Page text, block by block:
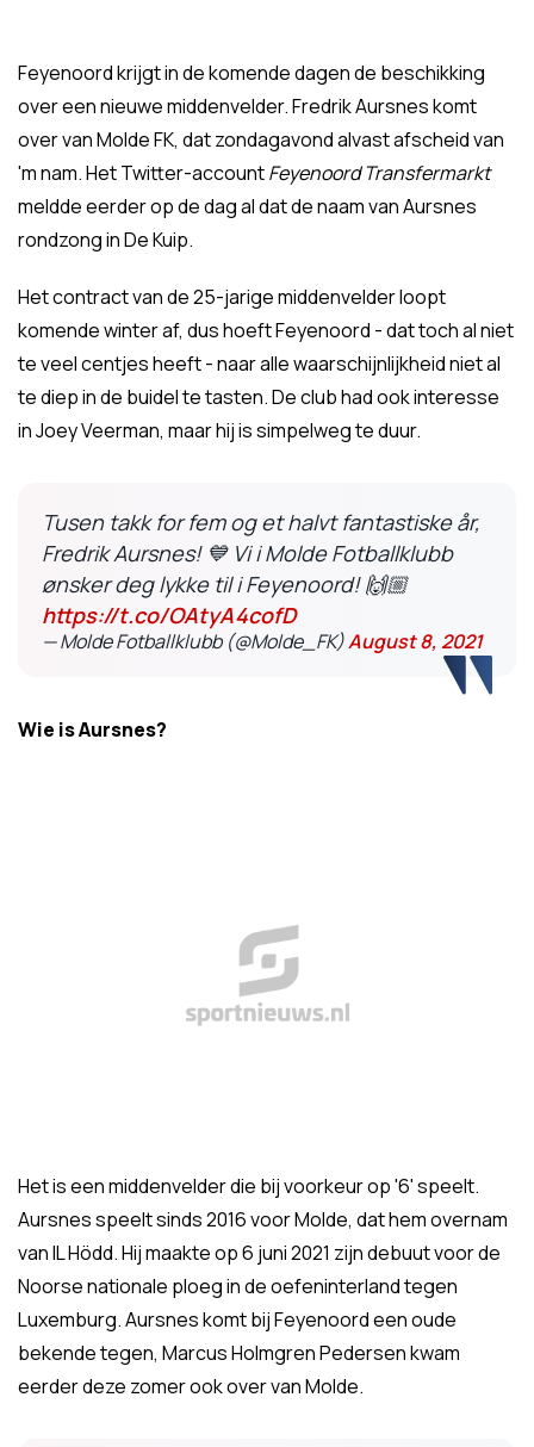
Feyenoord krijgt in de komende dagen de beschikking
over een nieuwe middenvelder. Fredrik Aursnes komt
over van Molde FK, dat zondagavond alvast afscheid van
'm nam. Het Twitter-accountFeyenoord Transfermarkt
meldde eerder op de dag al dat de naam van Aursnes
rondzong in De Kuip.
Het contract van de 25-jarige middenvelder loopt
komende winter af, dus hoeft Feyenoord - dat toch al niet
te veel centjes heeft - naar alle waarschijnlijkheid niet al
te diep in de buidel te tasten. De club had ook interesse
in Joey Veerman, maar hij is simpelweg te duur.
Tusen takk for fem og et halvt fantastiske år,
Fredrik Aursnes! 💙 Vi i Molde Fotballklubb
ønsker deg lykke til i Feyenoord! 🙌🏼
https://t.co/OAtyA4cofD
— Molde Fotballklubb (@Molde_FK)August 8, 2021
Wie is Aursnes?
Het is een middenvelder die bij voorkeur op '6' speelt.
Aursnes speelt sinds 2016 voor Molde, dat hem overnam
van IL Hödd. Hij maakte op 6 juni 2021 zijn debuut voor de
Noorse nationale ploeg in de oefeninterland tegen
Luxemburg. Aursnes komt bij Feyenoord een oude
bekende tegen, Marcus Holmgren Pedersen kwam
eerder deze zomer ook over van Molde.